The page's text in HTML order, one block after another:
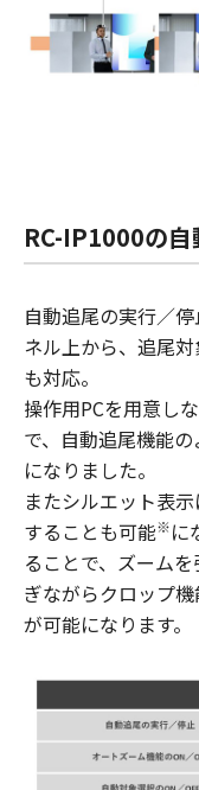
RC-IP1000の
自動追尾の実行／
ネル上から、追尾
も対応。
操作用PCを用意し
で、自動追尾機能
になりました。
またシルエット表
することも可能※に
ることで、ズーム
ぎながらクロップ
が可能になります。